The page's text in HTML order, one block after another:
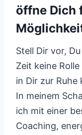
öffne Dich
Stell Dir vor,
Zeit keine
in Dir zur Ruhe
In meinem
ich mit einer
Coaching,